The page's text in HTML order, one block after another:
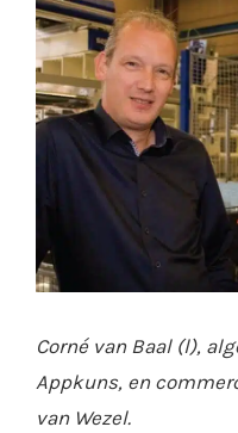
Corné van Baal (l),
Appkuns, en
van Wezel.